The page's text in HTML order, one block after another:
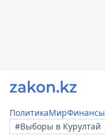
ПолитикаМирФинансы
#Выборы в Курултай